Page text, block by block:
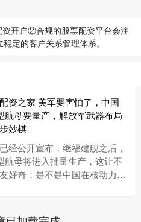
开户②合规的股票配资平台会注
定的客户关系管理体系。
资之家 美军要害怕了，中国
航母要量产，解放军武器布局
妙棋
经公开宣布，继福建舰之后，
航母将进入批量生产，这让不
好奇：是不是中国在核动力技